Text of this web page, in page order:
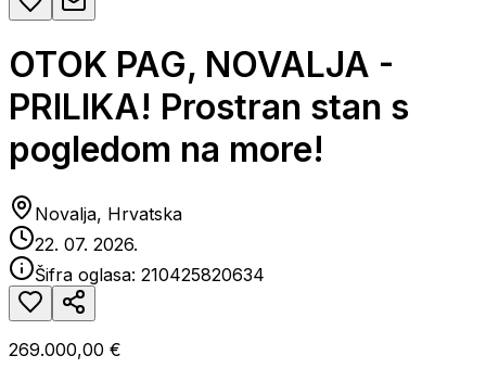
OTOK PAG, NOVALJA -
PRILIKA! Prostran stan s
pogledom na more!
Novalja, Hrvatska
22. 07. 2026.
Šifra oglasa: 210425820634
269.000,00 €